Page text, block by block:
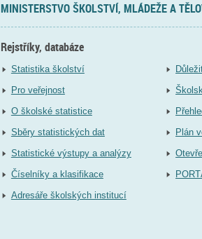
MINISTERSTVO ŠKOLSTVÍ, MLÁDEŽE A
Rejstříky, databáze
Statistika školství
Pro veřejnost
O školské statistice
Sběry statistických dat
Statistické výstupy a analýzy
Číselníky a klasifikace
Adresáře školských institucí
Plán